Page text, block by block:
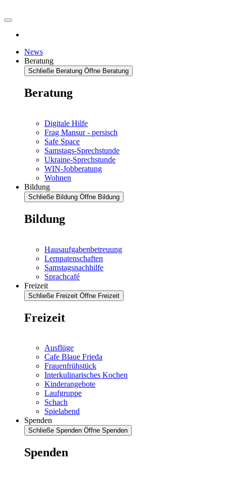
News
Beratung
Schließe Beratung Öffne Beratung
Beratung
Digitale Hilfe
Frag Mansur - persisch
Safe Space
Samstags-Sprechstunde
Ukraine-Sprechstunde
WIN-Jobberatung
Wohnen
Bildung
Schließe Bildung Öffne Bildung
Bildung
Hausaufgabenbetreuung
Lernpatenschaften
Samstagsnachhilfe
Sprachcafé
Freizeit
Schließe Freizeit Öffne Freizeit
Freizeit
Ausflüge
Cafe Blaue Frieda
Frauenfrühstück
Interkulinarisches Kochen
Kinderangebote
Laufgruppe
Schach
Spielabend
Spenden
Schließe Spenden Öffne Spenden
Spenden